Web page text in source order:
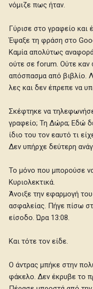
νόμιζε πως ήταν.
Γύρισε στο γραφείο και
Έψαξε τη φράση στο
Καμία απολύτως
ούτε σε forum. Ούτε καν
απόσπασμα από βιβλίο.
λες και δεν έπρεπε να
Σκέφτηκε να
γραφείο; Τη Δώρα; Εδώ
ίδιο του τον εαυτό τι
Δεν υπήρχε δεύτερη
Το μόνο που μπορούσε
Κυριολεκτικά.
Άνοιξε την εφαρμογή
ασφαλείας. Πήγε πίσω
είσοδο. Ώρα 13:08.
Και τότε τον είδε.
Ο άντρας μπήκε στην
φάκελο. Δεν έκρυβε το